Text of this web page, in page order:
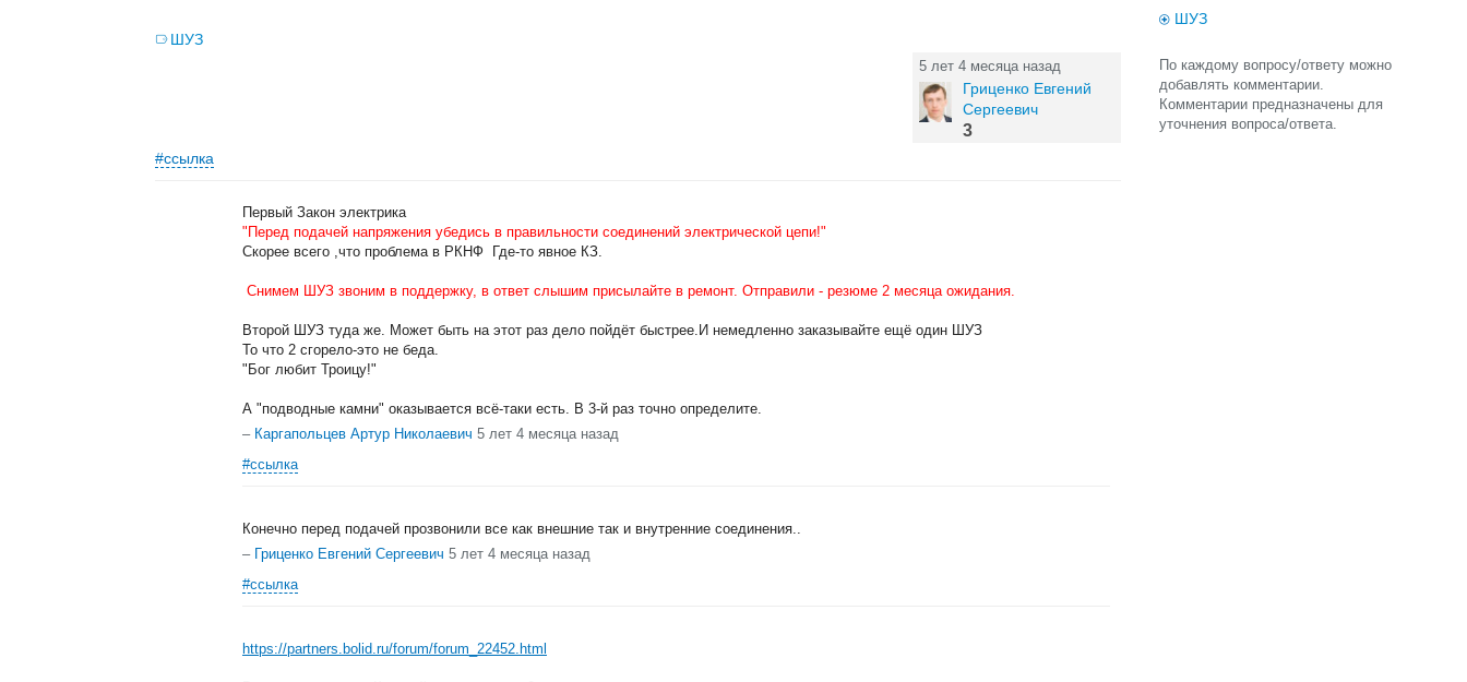
ШУЗ
5 лет 4 месяца назад
Гриценко Евгений
Сергеевич
3
#ссылка
Первый Закон электрика
"Перед подачей напряжения убедись в правильности соединений электрической цепи!"
Скорее всего ,что проблема в РКНФ Где-то явное КЗ.
Снимем ШУЗ звоним в поддержку, в ответ слышим присылайте в ремонт. Отправили - резюме 2 месяца ожидания.
Второй ШУЗ туда же. Может быть на этот раз дело пойдёт быстрее.И немедленно заказывайте ещё один ШУЗ
То что 2 сгорело-это не беда.
"Бог любит Троицу!"
А "подводные камни" оказывается всё-таки есть. В 3-й раз точно определите.
– Каргапольцев Артур Николаевич 5 лет 4 месяца назад
#ссылка
Конечно перед подачей прозвонили все как внешние так и внутренние соединения..
– Гриценко Евгений Сергеевич 5 лет 4 месяца назад
#ссылка
https://partners.bolid.ru/forum/forum_22452.html
ШУЗ
По каждому вопросу/ответу можно
добавлять комментарии.
Комментарии предназначены для
уточнения вопроса/ответа.